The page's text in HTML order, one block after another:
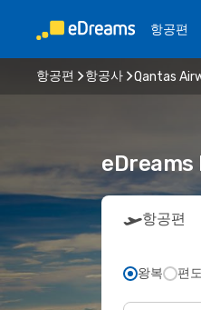
항공편
항공편 항공사 Qantas
eDreams
항공편
왕복 편도